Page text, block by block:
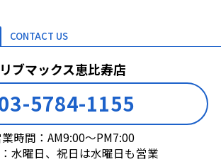
CONTACT US
リブマックス恵比寿店
5784-1155
時間：AM9:00～PM7:00
水曜日、祝日は水曜日も営業